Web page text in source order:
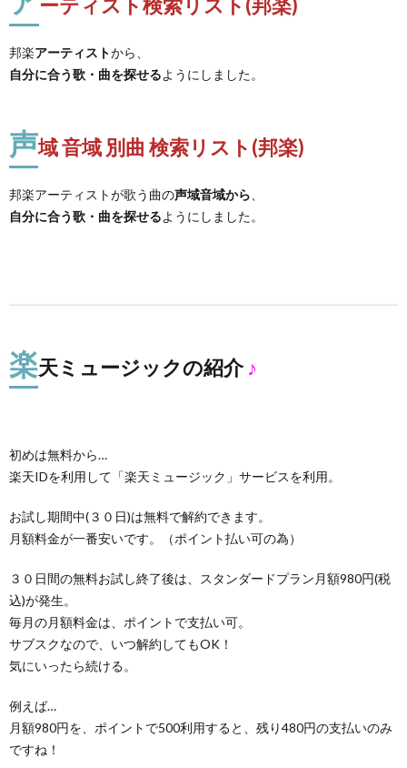
邦楽アーティストから、
自分に合う歌・曲を探せるようにしました。
声域 音域 別曲 検索リスト(邦楽)
邦楽アーティストが歌う曲の声域音域から
自分に合う歌・曲を探せるようにしました。
楽天ミュージックの紹介♪
初めは無料から…
楽天IDを利用して「楽天ミュージック」サービスを利用。
お試し期間中(３０日)は無料で解約できます。
月額料金が一番安いです。（ポイント払い可の為）
３０日間の無料お試し終了後は、スタンダードプラン月額980円(税
込)が発生。
毎月の月額料金は、ポイントで支払い可。
サブスクなので、いつ解約してもOK！
気にいったら続ける。
例えば…
月額980円を、ポイントで500利用すると、残り480円の支払いのみ
ですね！